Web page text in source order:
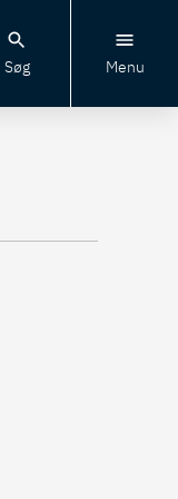
Søg Menu